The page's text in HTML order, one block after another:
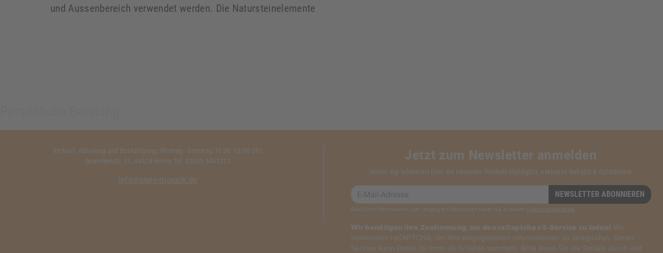
und Aussenbereich verwendet werden. Die Natursteinelemente
Verkauf, Abholung und Besichtigung: Montag - Samstag 10:00 -13:00 Uhr,
Gewerkenstr. 11, 44628 Herne Tel. 02305 5491313
info@stein-mosaik.de
Jetzt zum Newsletter anmelden
Immer top informiert über die neuesten Produkt-Highlights, exklusive Rabatte & Gutscheine!
NEWSLETTER ABONNIEREN
Detaillierte Informationen zum Umgang mit Nutzerdaten finden Sie in unserer Datenschutzerklärung
Wir benötigen Ihre Zustimmung, um den reCaptcha v3-Service zu laden! Wir
verwenden reCAPTCHA, um Ihre eingegebenen Informationen zu überprüfen. Dieser
Service kann Daten zu Ihren Aktivitäten sammeln. Bitte lesen Sie die Details durch und